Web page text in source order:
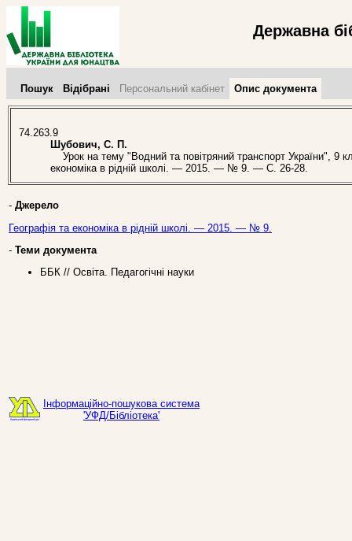
Державна
Пошук Відібрані Персональний кабінет Опис документа
74.263.9
Шубович, С. П.
Урок на тему "Водний та повітряний транспорт України", 9
економіка в рідній школі. — 2015. — № 9. — С. 26-28.
- Джерело
Географія та економіка в рідній школі. — 2015. — № 9.
- Теми документа
ББК // Освіта. Педагогічні науки
Інформаційно-пошукова система
'УФД/Бібліотека'